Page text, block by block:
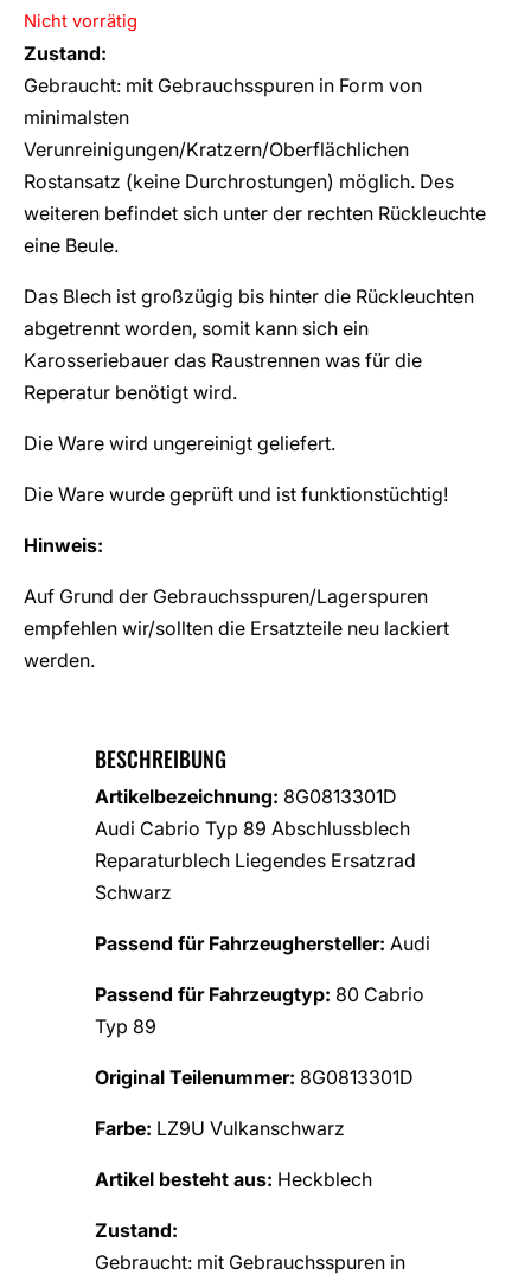
Nicht vorrätig
Zustand:
Gebraucht: mit Gebrauchsspuren in Form von
minimalsten
Verunreinigungen/Kratzern/Oberflächlichen
Rostansatz (keine Durchrostungen) möglich. Des
weiteren befindet sich unter der rechten Rückleuchte
eine Beule.
Das Blech ist großzügig bis hinter die Rückleuchten
abgetrennt worden, somit kann sich ein
Karosseriebauer das Raustrennen was für die
Reperatur benötigt wird.
Die Ware wird ungereinigt geliefert.
Die Ware wurde geprüft und ist funktionstüchtig!
Hinweis:
Auf Grund der Gebrauchsspuren/Lagerspuren
empfehlen wir/sollten die Ersatzteile neu lackiert
werden.
BESCHREIBUNG
Artikelbezeichnung: 8G0813301D
Audi Cabrio Typ 89 Abschlussblech
Reparaturblech Liegendes Ersatzrad
Schwarz
Passend für Fahrzeughersteller: Audi
Passend für Fahrzeugtyp: 80 Cabrio
Typ 89
Original Teilenummer: 8G0813301D
Farbe: LZ9U Vulkanschwarz
Artikel besteht aus: Heckblech
Zustand:
Gebraucht: mit Gebrauchsspuren in